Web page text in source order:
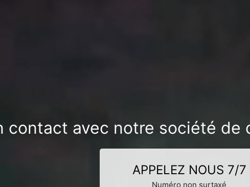
contact avec notre société
APPELEZ NOUS 7/7
Numéro non surtaxé